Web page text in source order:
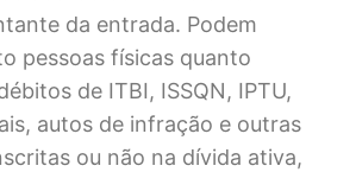
da entrada. Podem
pessoas físicas quanto
de ITBI, ISSQN, IPTU,
autos de infração e outras
ou não na dívida ativa,